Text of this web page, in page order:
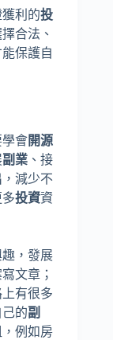
利的投
合法、
保護自
學會開源
副業 、接
減少不
多投資資
，發展
文章；
有很多
的副
例如房